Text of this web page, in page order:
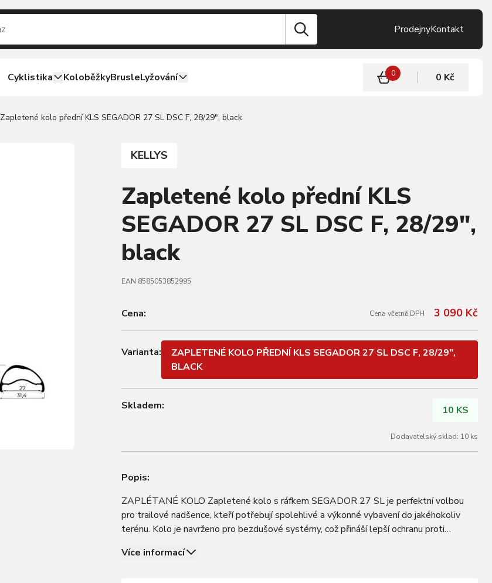
ProdejnyKontakt
Cyklistika KoloběžkyBrusleLyžování 0 0 Kč
Zapletené kolo přední KLS SEGADOR 27 SL DSC F, 28/29", black
KELLYS
Zapletené kolo přední KLS
SEGADOR 27 SL DSC F, 28/29",
black
EAN 8585053852995
Cena: Cena včetně DPH 3 090 Kč
Varianta:
ZAPLETENÉ KOLO PŘEDNÍ KLS SEGADOR 27 SL DSC F, 28/29",
BLACK
Skladem: 10 KS
Dodavatelský sklad: 10 ks
Popis:
ZAPLÉTANÉ KOLO Zapletené kolo s ráfkem SEGADOR 27 SL je perfektní volbou
pro trailové nadšence, kteří potřebují spolehlivé a výkonné vybavení do jakéhokoliv
terénu. Kolo je navrženo pro bezdušové systémy, což přináší lepší ochranu proti
Více informací